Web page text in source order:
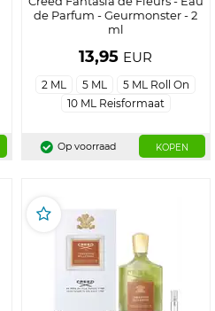
de Parfum - Geurmonster - 2
ml
13,95 EUR
2 ML 5 ML
5 ML Roll On
10 ML Reisformaat
Op voorraad KOPEN